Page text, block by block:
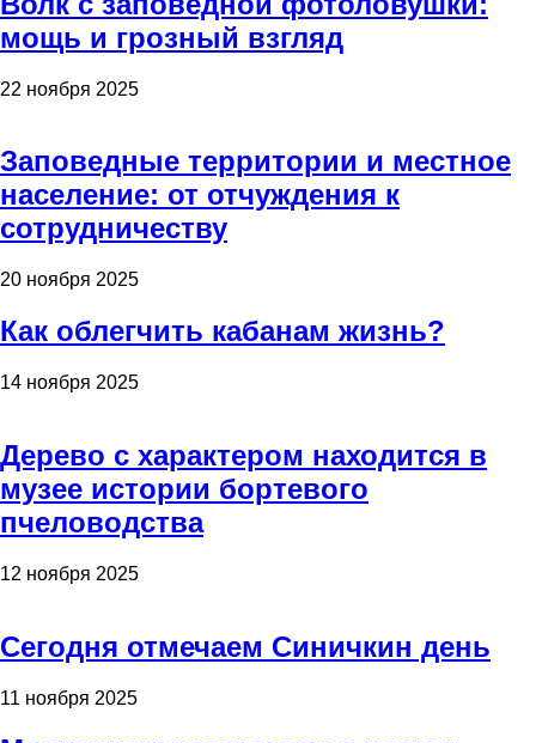
мощь и грозный взгляд
22 ноября 2025
Заповедные территории и местное
население: от отчуждения к
сотрудничеству
20 ноября 2025
Как облегчить кабанам жизнь?
14 ноября 2025
Дерево с характером находится в
музее истории бортевого
пчеловодства
12 ноября 2025
Сегодня отмечаем Синичкин день
11 ноября 2025